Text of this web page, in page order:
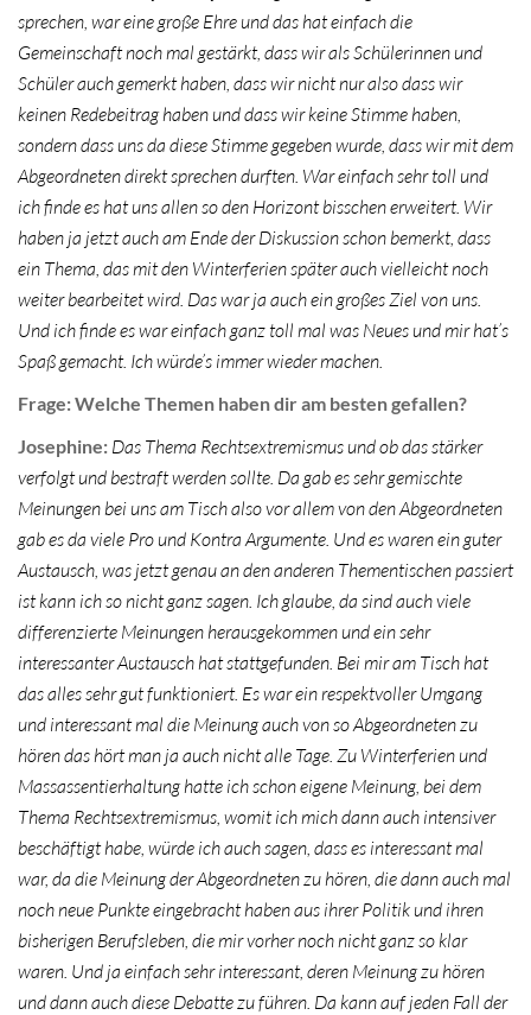
sprechen, war eine große Ehre und das hat einfach die
Gemeinschaft noch mal gestärkt, dass wir als Schülerinnen und
Schüler auch gemerkt haben, dass wir nicht nur also dass wir
keinen Redebeitrag haben und dass wir keine Stimme haben,
sondern dass uns da diese Stimme gegeben wurde, dass wir mit dem
Abgeordneten direkt sprechen durften. War einfach sehr toll und
ich finde es hat uns allen so den Horizont bisschen erweitert. Wir
haben ja jetzt auch am Ende der Diskussion schon bemerkt, dass
ein Thema, das mit den Winterferien später auch vielleicht noch
weiter bearbeitet wird. Daswar ja auch ein großes Ziel von uns.
Und ichfinde es war einfach ganz toll mal was Neues und mir hat’s
Spaß gemacht. Ich würde’s immer wieder machen.
Frage: Welche Themen haben dir am besten gefallen?
Josephine: Das Thema Rechtsextremismus und ob das stärker
verfolgt und bestraft werden sollte. Da gab es sehr gemischte
Meinungen bei uns am Tisch also vor allem von den Abgeordneten
gab es da viele Pro und Kontra Argumente. Und es waren ein guter
Austausch, was jetzt genau an den anderen Thementischen passiert
ist kann ich so nicht ganz sagen. Ich glaube, da sind auch viele
differenzierte Meinungen herausgekommen und ein sehr
interessanter Austausch hat stattgefunden. Bei mir am Tisch hat
das alles sehr gut funktioniert. Es war ein respektvoller Umgang
und interessant mal die Meinung auch von so Abgeordneten zu
hören das hört man ja auch nicht alle Tage. Zu Winterferien und
Massassentierhaltung hatte ich schon eigene Meinung, bei dem
Thema Rechtsextremismus, womit ich mich dann auch intensiver
beschäftigt habe, würde ich auch sagen, dass es interessant mal
war, da die Meinung der Abgeordneten zu hören, die dann auch mal
noch neue Punkte eingebracht haben aus ihrer Politik und ihren
bisherigen Berufsleben, die mir vorher noch nicht ganz so klar
waren. Und ja einfach sehr interessant, deren Meinung zu hören
und dann auch diese Debatte zu führen. Da kann auf jeden Fall der